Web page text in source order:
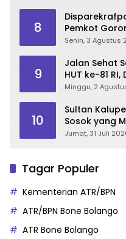
8
Pemkot
2026
Senin, 3 Agustus
9
Jalan Sehat
HUT ke-81
Wisata
Minggu, 2
10
Sultan
Sosok yang
Gorontalo
Jumat, 31 Juli
Tagar Populer
Kementerian ATR/BPN
ATR/BPN Bone Bolango
ATR Bone Bolango